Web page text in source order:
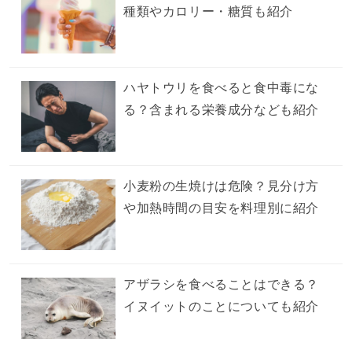
種類やカロリー・糖質も紹介
ハヤトウリを食べると食中毒にな
る？含まれる栄養成分なども紹介
小麦粉の生焼けは危険？見分け方
や加熱時間の目安を料理別に紹介
アザラシを食べることはできる？
イヌイットのことについても紹介